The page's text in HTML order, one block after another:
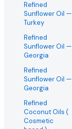
Refined
Sunflower Oil —
Turkey
Refined
Sunflower Oil —
Georgia
Refined
Sunflower Oil —
Georgia
Refined
Coconut Oils (
Cosmetic